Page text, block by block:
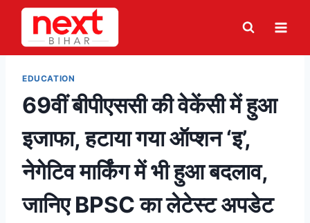
Skip
content
EDUCATION
69वीं बीपीएससी की वेकेंसी में हुआ
इजाफा, हटाया गया ऑप्शन ‘इ’,
नेगेटिव मार्किंग में भी हुआ बदलाव,
जानिए BPSC का लेटेस्ट अपडेट